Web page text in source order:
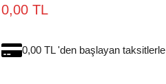
0,00 TL
0,00 TL 'den başlayan taksitlerle